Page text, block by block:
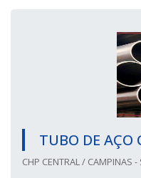
TUBO DE AÇO
CHP CENTRAL / CAMPINAS -